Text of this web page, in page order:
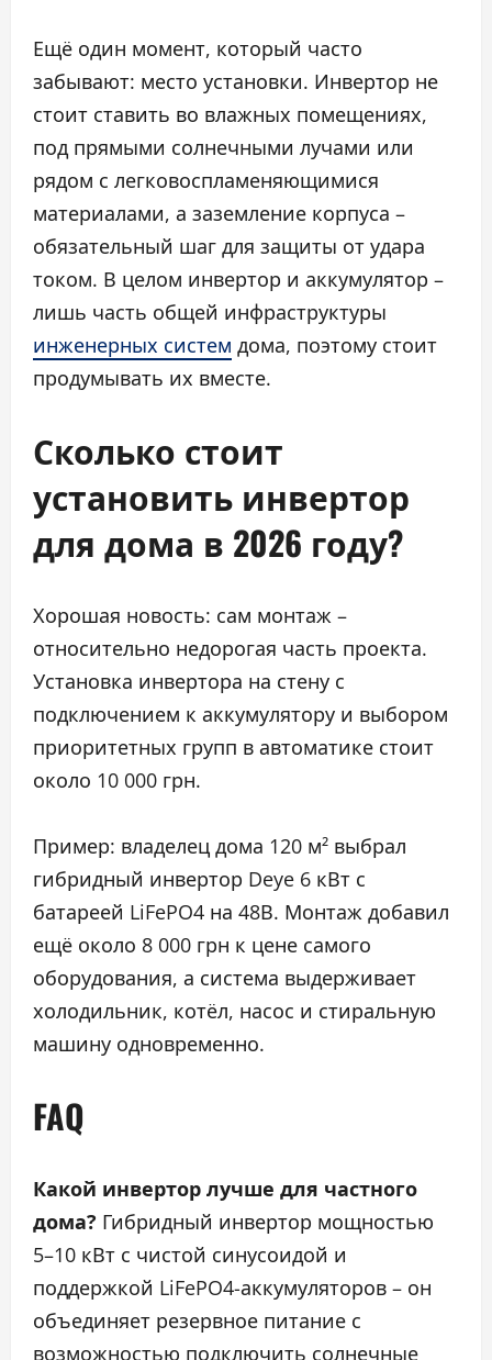
Ещё один момент, который часто
забывают: место установки. Инвертор не
стоит ставить во влажных помещениях,
под прямыми солнечными лучами или
рядом с легковоспламеняющимися
материалами, а заземление корпуса –
обязательный шаг для защиты от удара
током. В целом инвертор и аккумулятор –
лишь часть общей инфраструктуры
инженерных систем дома, поэтому стоит
продумывать их вместе.
Сколько стоит
установить инвертор
для дома в 2026 году?
Хорошая новость: сам монтаж –
относительно недорогая часть проекта.
Установка инвертора на стену с
подключением к аккумулятору и выбором
приоритетных групп в автоматике стоит
около 10 000 грн.
Пример: владелец дома 120 м² выбрал
гибридный инвертор Deye 6 кВт с
батареей LiFePO4 на 48В. Монтаж добавил
ещё около 8 000 грн к цене самого
оборудования, а система выдерживает
холодильник, котёл, насос и стиральную
машину одновременно.
FAQ
Какой инвертор лучше для частного
дома? Гибридный инвертор мощностью
5–10 кВт с чистой синусоидой и
поддержкой LiFePO4-аккумуляторов – он
объединяет резервное питание с
возможностью подключить солнечные